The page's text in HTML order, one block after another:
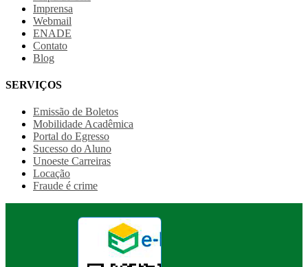
Imprensa
Webmail
ENADE
Contato
Blog
SERVIÇOS
Emissão de Boletos
Mobilidade Acadêmica
Portal do Egresso
Sucesso do Aluno
Unoeste Carreiras
Locação
Fraude é crime